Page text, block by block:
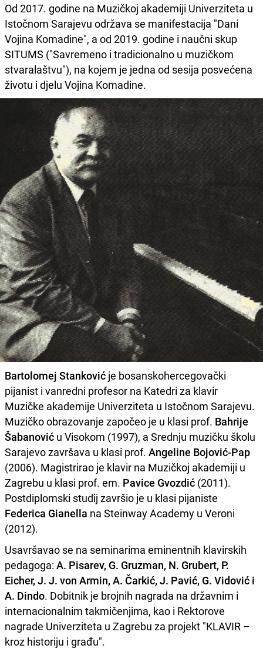
Od 2017. godine na Muzičkoj akademiji Univerziteta u
Istočnom Sarajevu održava se manifestacija "Dani
Vojina Komadine", a od 2019. godine i naučni skup
SITUMS ("Savremeno i tradicionalno u muzičkom
stvaralaštvu"), na kojem je jedna od sesija posvećena
životu i djelu Vojina Komadine.
Bartolomej Stanković je bosanskohercegovački
pijanist i vanredni profesor na Katedri za klavir
Muzičke akademije Univerziteta u Istočnom Sarajevu.
Muzičko obrazovanje započeo je u klasi prof. Bahrije
Šabanović u Visokom (1997), a Srednju muzičku školu
Sarajevo završava u klasi prof. Angeline Bojović-Pap
(2006). Magistrirao je klavir na Muzičkoj akademiji u
Zagrebu u klasi prof. em. Pavice Gvozdić (2011).
Postdiplomski studij završio je u klasi pijaniste
Federica Gianella na Steinway Academy u Veroni
(2012).
Usavršavao se na seminarima eminentnih klavirskih
pedagoga: A. Pisarev, G. Gruzman, N. Grubert, P.
Eicher, J. J. von Armin, A. Čarkić, J. Pavić, G. Vidović i
A. Dindo. Dobitnik je brojnih nagrada na državnim i
internacionalnim takmičenjima, kao i Rektorove
nagrade Univerziteta u Zagrebu za projekt "KLAVIR –
kroz historiju i građu".